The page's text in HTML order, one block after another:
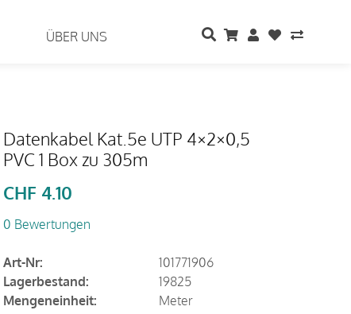
ÜBER UNS
Datenkabel Kat.5e UTP 4×2×0,5
PVC 1 Box zu 305m
CHF 4.10
0 Bewertungen
Art-Nr:
101771906
Lagerbestand:
19825
Mengeneinheit:
Meter